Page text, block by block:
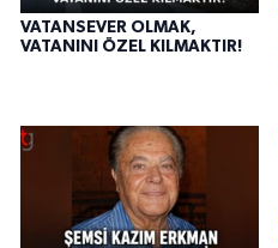
VATANSEVER OLMAK,
VATANINI ÖZEL KILMAKTIR!